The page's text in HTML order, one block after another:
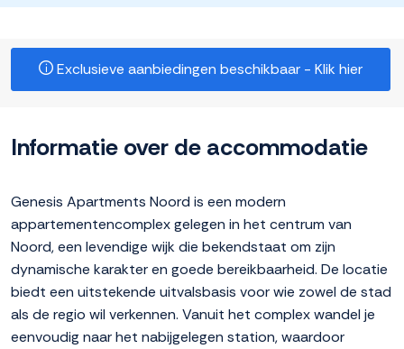
Exclusieve aanbiedingen beschikbaar - Klik hier
Informatie over de accommodatie
Genesis Apartments Noord is een modern
appartementencomplex gelegen in het centrum van
Noord, een levendige wijk die bekendstaat om zijn
dynamische karakter en goede bereikbaarheid. De locatie
biedt een uitstekende uitvalsbasis voor wie zowel de stad
als de regio wil verkennen. Vanuit het complex wandel je
eenvoudig naar het nabijgelegen station, waardoor